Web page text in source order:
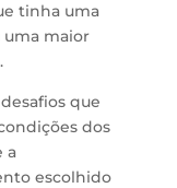
tinha uma
uma maior
que
dos
a
escolhido